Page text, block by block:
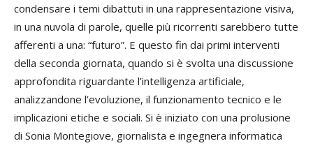
condensare i temi dibattuti in una rappresentazione visiva,
in una nuvola di parole, quelle più ricorrenti sarebbero tutte
afferenti a una: “futuro”. E questo fin dai primi interventi
della seconda giornata, quando si è svolta una discussione
approfondita riguardante l’intelligenza artificiale,
analizzandone l’evoluzione, il funzionamento tecnico e le
implicazioni etiche e sociali. Si è iniziato con una prolusione
di Sonia Montegiove, giornalista e ingegnera informatica